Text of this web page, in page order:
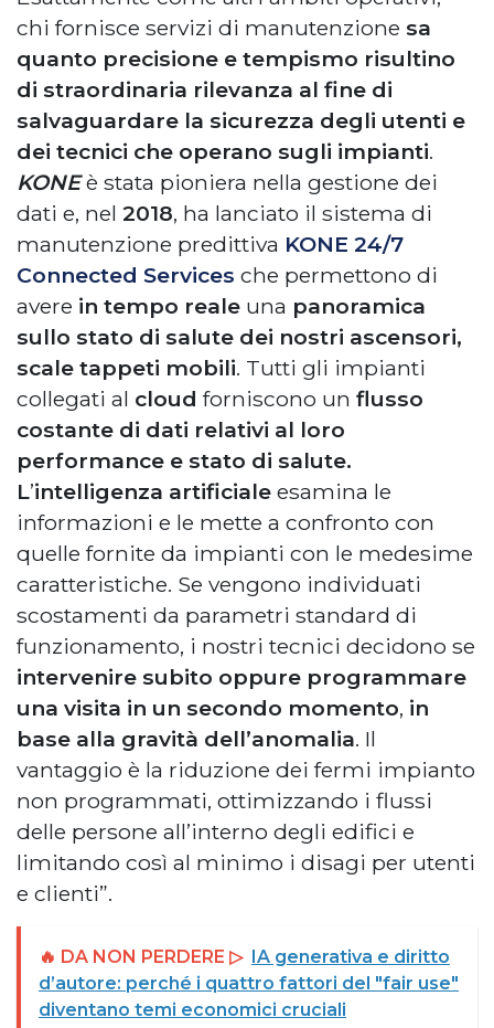
chi fornisce servizi di manutenzione sa
quanto precisione e tempismo risultino
di straordinaria rilevanza al fine di
salvaguardare la sicurezza degli utenti e
dei tecnici che operano sugli impianti.
KONEè stata pioniera nella gestione dei
dati e, nel 2018, ha lanciato il sistema di
manutenzione predittiva KONE 24/7
Connected Services che permettono di
avere in tempo reale una panoramica
sullo stato di salute dei nostri ascensori,
scale tappeti mobili. Tutti gli impianti
collegati al cloud forniscono un flusso
costante di dati relativi al loro
performance e stato di salute.
L’intelligenza artificiale esamina le
informazioni e le mette a confronto con
quelle fornite da impianti con le medesime
caratteristiche. Se vengono individuati
scostamenti da parametri standard di
funzionamento, i nostri tecnici decidono se
intervenire subito oppure programmare
una visita in un secondo momento, in
base alla gravità dell’anomalia. Il
vantaggio è la riduzione dei fermi impianto
non programmati, ottimizzando i flussi
delle persone all’interno degli edifici e
limitando così al minimo i disagi per utenti
e clienti”.
🔥 DA NON PERDERE ▷ IA generativa e diritto
d’autore: perché i quattro fattori del "fair use"
diventano temi economici cruciali